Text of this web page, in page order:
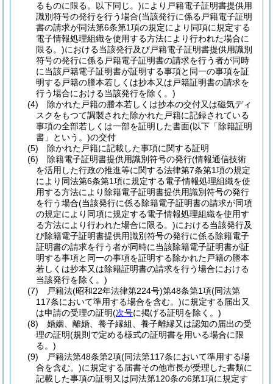
るものに限る。以下同じ。)により戸籍電子証明書提供用
識別符号の発行を行う場合(当該発行に係る戸籍電子証明
書の請求が同法第6条第1項の規定により同項に規定する
電子情報処理組織を使用する方法により行われた場合に
限る。)における当該発行及び戸籍電子証明書提供用識別
符号の発行に係る戸籍電子証明書の請求を行う者が同時
に当該戸籍電子証明書が証明する事項と同一の事項を証
明する戸籍の謄本若しくは抄本又は戸籍証明書の請求を
行う場合における当該発行を除く。)
(4)
除かれた戸籍の謄本若しくは抄本の交付又は磁気ディ
スクをもつて調製された除かれた戸籍に記録されている
事項の全部若しくは一部を証明した書面(以下「除籍証明
書」という。)の交付
(5)
除かれた戸籍に記載した事項に関する証明
(6)
除籍電子証明書提供用識別符号の発行(情報通信技術
を活用した行政の推進等に関する法律第7条第1項の規定
により同法第6条第1項に規定する電子情報処理組織を使
用する方法により除籍電子証明書提供用識別符号の発行
を行う場合(当該発行に係る除籍電子証明書の請求が同項
の規定により同項に規定する電子情報処理組織を使用す
る方法により行われた場合に限る。)における当該発行及
び除籍電子証明書提供用識別符号の発行に係る除籍電子
証明書の請求を行う者が同時に当該除籍電子証明書が証
明する事項と同一の事項を証明する除かれた戸籍の謄本
若しくは抄本又は除籍証明書の請求を行う場合における
当該発行を除く。)
(7)
戸籍法(昭和22年法律第224号)第48条第1項(同法第
117条において準用する場合を含む。)に規定する届出又
は申請の受理の証明(次号に掲げる証明を除く。)
(8)
婚姻、離婚、養子縁組、養子離縁又は認知の届出の受
理の証明(規則で定める様式の証明書を用いる場合に限
る。)
(9)
戸籍法第48条第2項(同法第117条において準用する場
合を含む。)に規定する届書その他市長が受理した書類に
記載した事項の証明又は同法第120条の6第1項に規定す